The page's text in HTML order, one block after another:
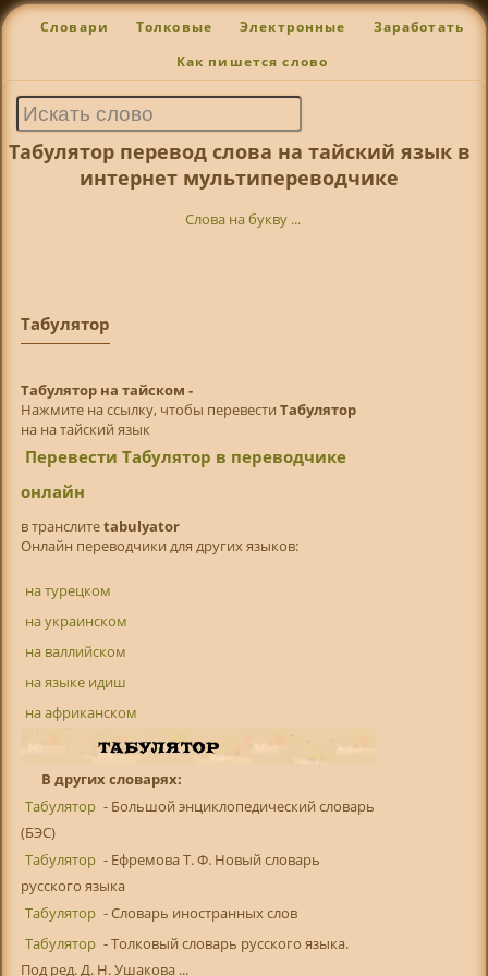
Словари Толковые Электронные Заработать
Как пишется слово
Табулятор перевод слова на тайский язык в
интернет мультипереводчике
Слова на букву ...
Табулятор
Табулятор на тайском -
Нажмите на ссылку, чтобы перевести Табулятор
на на тайский язык
Перевести Табулятор в переводчике
онлайн
в транслитetabulyator
Онлайн переводчики для других языков:
на турецком
на украинском
на валлийском
на языке идиш
на африканском
В других словарях:
Табулятор - Большой энциклопедический словарь
(БЭС)
Табулятор - Ефремова Т. Ф. Новый словарь
русского языка
Табулятор - Словарь иностранных слов
Табулятор - Толковый словарь русского языка.
Под ред. Д. Н. Ушакова ...